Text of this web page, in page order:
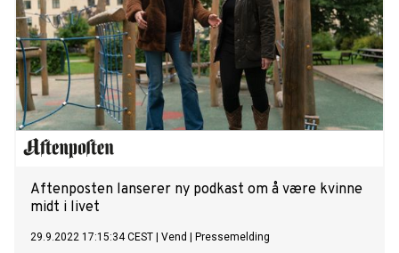
Aftenposten lanserer ny podkast om å være kvinne
midt i livet
29.9.2022 17:15:34 CEST Vend Pressemelding